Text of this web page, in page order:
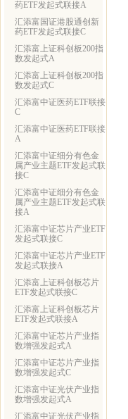
药ETF发起式联接A
汇添富国证港股通创新
药ETF发起式联接C
汇添富上证科创板200指
数发起式A
汇添富上证科创板200指
数发起式C
汇添富中证医药ETF联接
C
汇添富中证医药ETF联接
A
汇添富中证细分有色金
属产业主题ETF发起式联
接C
汇添富中证细分有色金
属产业主题ETF发起式联
接A
汇添富中证芯片产业ETF
发起式联接C
汇添富中证芯片产业ETF
发起式联接A
汇添富上证科创板芯片
ETF发起式联接C
汇添富上证科创板芯片
ETF发起式联接A
汇添富中证芯片产业指
数增强发起式A
汇添富中证芯片产业指
数增强发起式C
汇添富中证光伏产业指
数增强发起式A
汇添富中证光伏产业指